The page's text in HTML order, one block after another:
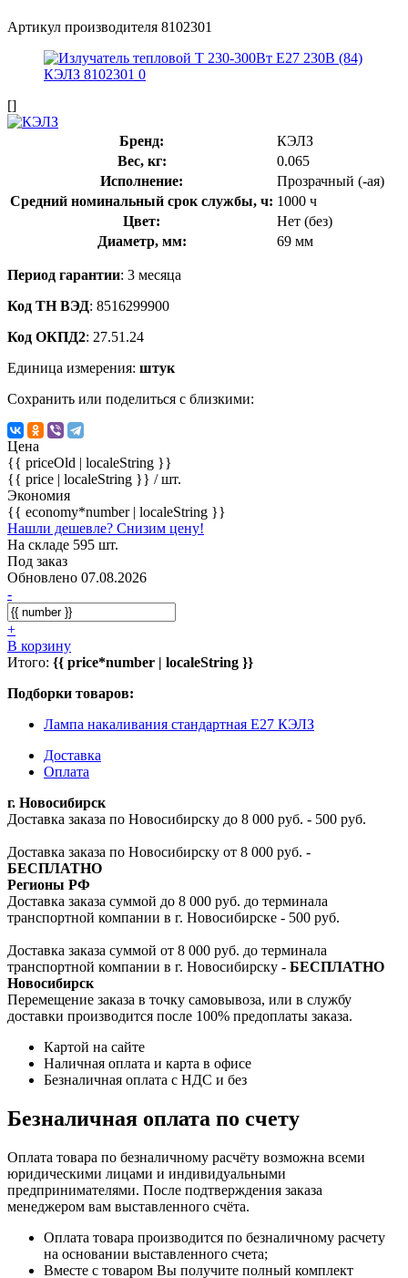
Артикул производителя 8102301
[]
Бренд:
КЭЛЗ
Вес, кг:
0.065
Исполнение:
Прозрачный (-ая)
Средний номинальный срок службы, ч: 1000 ч
Цвет:
Нет (без)
Диаметр, мм:
69 мм
Период гарантии: 3 месяца
Код ТН ВЭД: 8516299900
Код ОКПД2: 27.51.24
Единица измерения: штук
Сохранить или поделиться с близкими:
Цена
{{ priceOld | localeString }}
{{ price | localeString }} / шт.
Экономия
{{ economy*number | localeString }}
Нашли дешевле? Снизим цену!
На складе 595 шт.
Под заказ
Обновлено 07.08.2026
-
+
В корзину
Итого: {{ price*number | localeString }}
Подборки товаров:
Лампа накаливания стандартная E27 КЭЛЗ
Доставка
Оплата
г. Новосибирск
Доставка заказа по Новосибирску до 8 000 руб. - 500 руб.
Доставка заказа по Новосибирску от 8 000 руб. -
БЕСПЛАТНО
Регионы РФ
Доставка заказа суммой до 8 000 руб. до терминала
транспортной компании в г. Новосибирске - 500 руб.
Доставка заказа суммой от 8 000 руб. до терминала
транспортной компании в г. Новосибирску - БЕСПЛАТНО
Новосибирск
Перемещение заказа в точку самовывоза, или в службу
доставки производится после 100% предоплаты заказа.
Картой на сайте
Наличная оплата и карта в офисе
Безналичная оплата с НДС и без
Безналичная оплата по счету
Оплата товара по безналичному расчёту возможна всеми
юридическими лицами и индивидуальными
предпринимателями. После подтверждения заказа
менеджером вам выставленного счёта.
Оплата товара производится по безналичному расчету
на основании выставленного счета;
Вместе с товаром Вы получите полный комплект